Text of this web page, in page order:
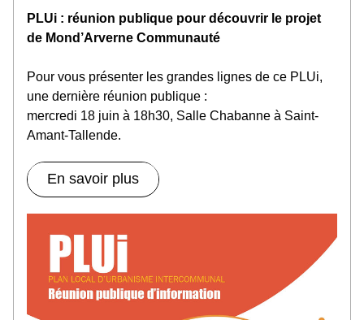
PLUi : réunion publique pour découvrir le projet
de Mond’Arverne Communauté
Pour vous présenter les grandes lignes de ce PLUi,
une dernière réunion publique :
mercredi 18 juin à 18h30, Salle Chabanne à Saint-
Amant-Tallende.
En savoir plus